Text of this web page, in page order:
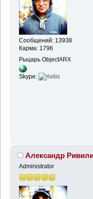
Сообщений: 13938
Карма: 1796
Рыцарь ObjectARX
Skype:
Александр
Administrator